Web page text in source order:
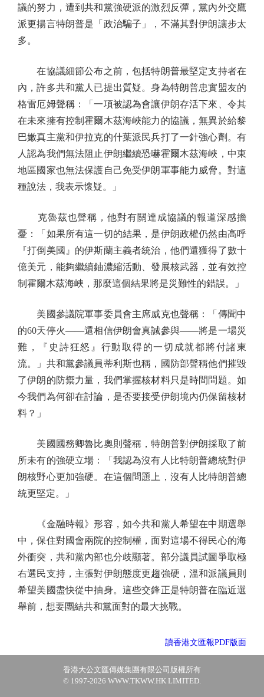
議的努力，遭到共和黨強硬派的激烈反彈，黨內外交鷹
派更揚言特朗普是「政治騙子」，不滿其對伊朗讓步太
多。
在協議細節公布之前，包括特朗普最堅定支持者在
內，許多共和黨人已提出質疑。身為特朗普忠實盟友的
格雷厄姆聲稱：「一項被認為會讓伊朗存活下來、令其
在未來擁有控制霍爾木茲海峽能力的協議，無異於給黎
巴嫩真主黨和伊拉克的什葉派民兵打了一針強心劑。有
人認為我們無法阻止伊朗繼續恐嚇霍爾木茲海峽，中東
地區國家也無法保護自己免受伊朗軍事能力威脅。對這
種說法，我表示懷疑。」
克魯茲也聲稱，他對有關達成協議的報道深感擔
憂：「如果所有這一切的結果，是伊朗政權仍然由高呼
『打倒美國』的伊斯蘭主義者統治，他們還獲得了數十
億美元，能夠繼續鈾濃縮活動、發展核武器，並有效控
制霍爾木茲海峽，那麼這個結果將是災難性的錯誤。」
美國參議院軍事委員會主席威克也聲稱：「傳聞中
的60天停火——還相信伊朗會真誠參與——將是一場災
難，『史詩狂怒』行動取得的一切成就都將付諸東
流。」共和黨參議員蒂利斯也稱，國防部聲稱他們摧毀
了伊朗的防禦力量，我們掌握核材料只是時間問題。如
今我們為何卻在討論，是否要接受伊朗境內仍保留核材
料？」
美國國務卿魯比奧則聲稱，特朗普對伊朗採取了前
所未有的強硬立場：「我認為沒有人比特朗普總統對伊
朗核野心更加強硬。在這個問題上，沒有人比特朗普總
統更堅定。」
《金融時報》形容，如今共和黨人希望在中期選舉
中，保住對國會兩院的控制權，面對這場不得民心的海
外衝突，共和黨內部也分歧顯著。部分議員試圖爭取極
右選民支持，主張對伊朗態度更趨強硬，溫和派議員則
希望美國盡快從中抽身。這些交鋒正是特朗普在臨近選
舉前，想要團結共和黨面對的最大挑戰。
讀香港文匯報PDF版面
香港大公文匯傳媒集團有限公司版權所有
© 1997-2026 WWW.TKWW.HK LIMITED.